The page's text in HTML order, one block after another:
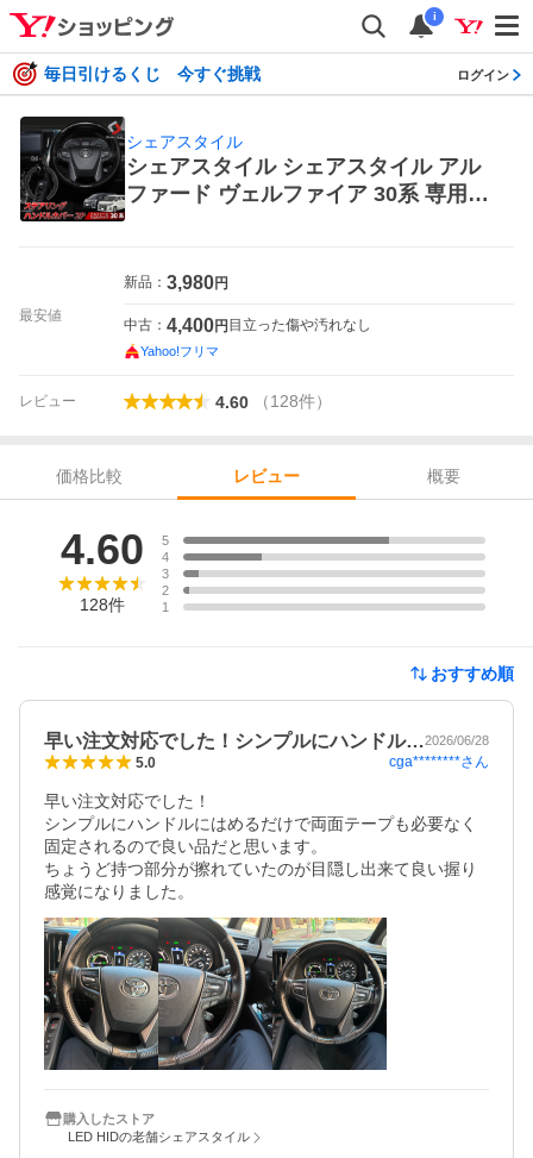
i
毎日引けるくじ 今すぐ挑戦 ログイン
シェアスタイル
シェアスタイル シェアスタイル アル
ファード ヴェルファイア 30系 専用
リング
最安値
新品： 3,980円
中古： 4,400円 目立った傷や汚れなし
Yahoo!フリマ
レビュー 4.60 （128件）
価格比較 レビュー
概要
4.60
128件
5
4
3
2
1
おすすめ順
早い注文対応でした！シンプルにハンドル…2026/06/28
5.0 cga********さん
早い注文対応でした！
シンプルにハンドルにはめるだけで両面テープも必要なく
固定されるので良い品だと思います。
ちょうど持つ部分が擦れていたのが目隠し出来て良い握り
感覚になりました。
購入したストア
LED HIDの老舗シェアスタイル